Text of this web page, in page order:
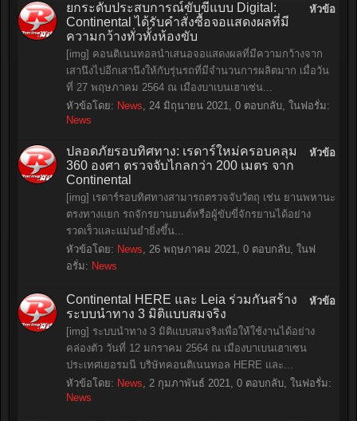
หัวข้อ
ยกระดับประสบการณ์ขับขี่แบบ Digital:
Continental ได้รับคำสั่งซื้อจอแสดงผลที่มี
ความกว้างทั่วทั้งห้องขับ
[img] คอนติเนนทอลนำเสนอจอแสดงผลที่มีความกว้างจาก
เสานึงไปอีกเสานึงให้กับรุ่นรถที่มีจำนวนการผลิตมาก เมื่อวัน
ที่ 27 พฤษภาคม 2564 ณ เมืองบาเบนเฮาเซ่น...
หัวข้อโดย: News, 24 มิถุนายน 2021, 0 ตอบกลับ, ในฟอรั่ม:
News
หัวข้อ
ปลอดภัยรอบทิศทาง: เรดาร์ใหม่ครอบคลุม
360 องศา ตรวจจับไกลกว่า 200 เมตร จาก
Continental
[img] เรดาร์รอบทิศทางสามารถตรวจจับวัตถุ เช่น ยานพหานะ
ตรงทางแยก รถจักรยานยนต์หรือผู้ขับขี่จักรยานได้อย่าง
รวดเร็วและแม่นยำยิ่งขึ้น...
หัวข้อโดย: News, 26 พฤษภาคม 2021, 0 ตอบกลับ, ในฟ
อรั่ม: News
หัวข้อ
Continental HERE และ Leia ร่วมกันสร้าง
ระบบนำทาง 3 มิติแบบสมจริง
[img] ระบบนำทาง 3 มิติแบบสมจริงเพื่อให้ใช้งานได้อย่าง
คล่องตัว วันที่ 12 มกราคม 2564 ณ เมืองบาเบนเฮาเซน
ประเทศเยอรมนี บริษัทคอนติเนนทอล HERE และ...
หัวข้อโดย: News, 2 กุมภาพันธ์ 2021, 0 ตอบกลับ, ในฟอรั่ม:
News